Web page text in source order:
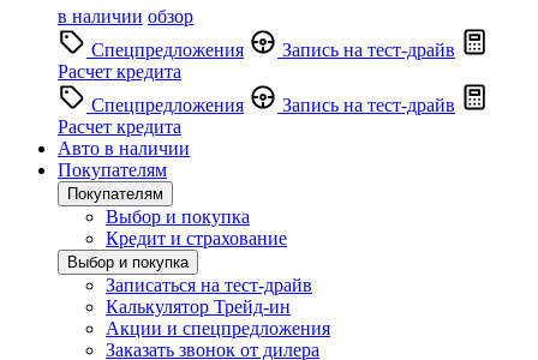
в наличии обзор
Спецпредложения
Запись на тест-драйв
Расчет кредита
Спецпредложения
Запись на тест-драйв
Расчет кредита
Авто в наличии
Покупателям
Покупателям
Выбор и покупка
Кредит и страхование
Выбор и покупка
Записаться на тест-драйв
Калькулятор Трейд-ин
Акции и спецпредложения
Заказать звонок от дилера